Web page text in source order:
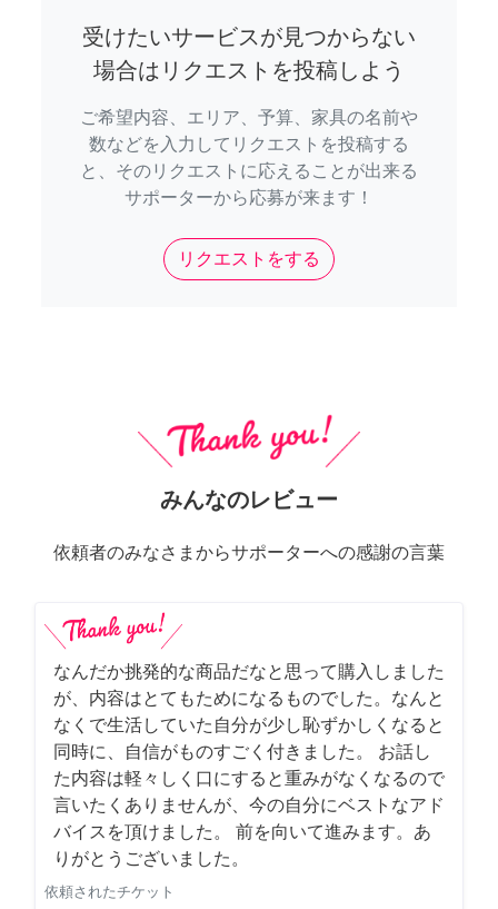
受けたいサービスが見つからない
場合はリクエストを投稿しよう
ご希望内容、エリア、予算、家具の名前や
数などを入力してリクエストを投稿する
と、そのリクエストに応えることが出来る
サポーターから応募が来ます！
リクエストをする
みんなのレビュー
依頼者のみなさまからサポーターへの感謝の言葉
なんだか挑発的な商品だなと思って購入しました
が、内容はとてもためになるものでした。なんと
なくで生活していた自分が少し恥ずかしくなると
同時に、自信がものすごく付きました。 お話し
た内容は軽々しく口にすると重みがなくなるので
言いたくありませんが、今の自分にベストなアド
バイスを頂けました。 前を向いて進みます。あ
りがとうございました。
依頼されたチケット